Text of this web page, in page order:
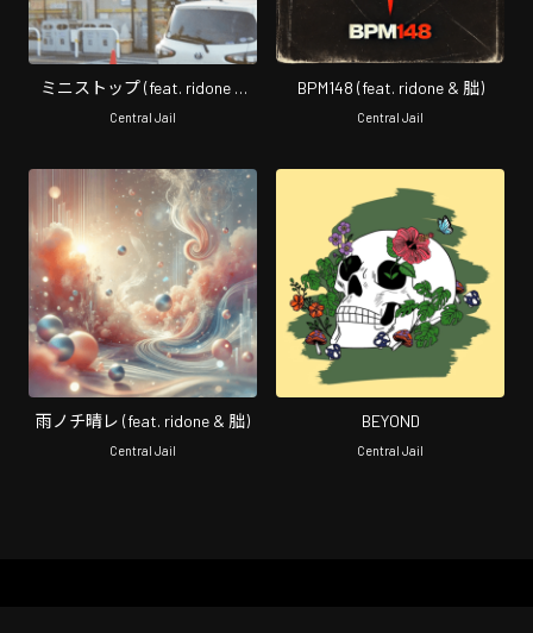
ミニストップ (feat. ridone &
朏)
Central Jail
BPM148 (feat. ridone & 朏)
Central Jail
雨ノチ晴レ (feat. ridone & 朏)
Central Jail
BEYOND
Central Jail